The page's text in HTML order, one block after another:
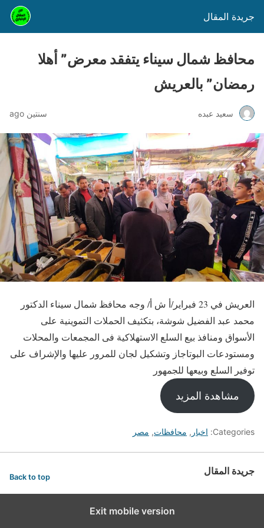
جريدة المقال
محافظ شمال سيناء يتفقد معرض” أهلا
رمضان” بالعريش
سعيد عبده سنتين ago
العريش في 23 فبراير/أ ش أ/ وجه محافظ شمال سيناء الدكتور
محمد عبد الفضيل شوشة، بتكثيف الحملات التموينية على
الأسواق ومنافذ بيع السلع الاستهلاكية فى المجمعات والمحلات
ومستودعات البوتاجاز وتشكيل لجان للمرور عليها والإشراف على
توفير السلع وبيعها للجمهور
مشاهدة المزيد
Categories: اخبار , محافظات, مصر
جريدة المقال Back to top
Exit mobile version